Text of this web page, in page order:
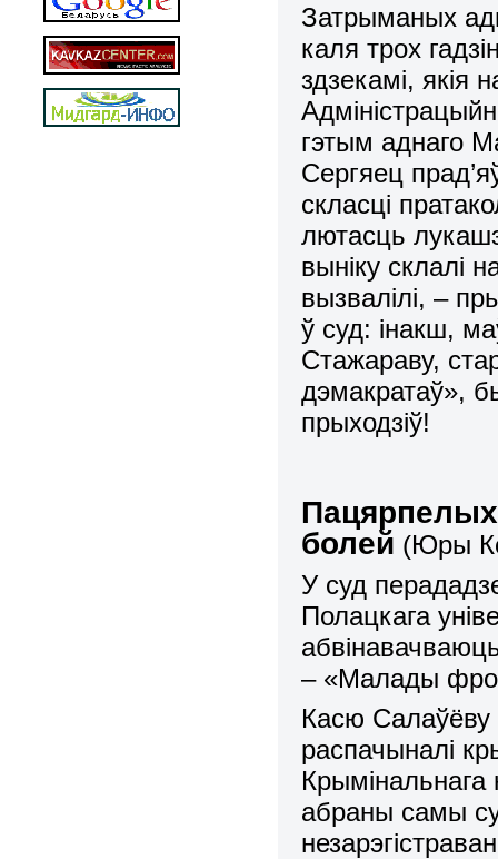
Затрыманых
каля трох
здзекамі, якія
гэтым аднаго
Сергяец
скласці
лютасць
выніку склалі
вызвалілі, –
ў суд: інакш,
Стажараву,
дэмакратаў»,
прыходзіў!
болей (Юры
У суд
Полацкага унi
абвi
– «Малады
Касю Салаўёву
распачыналi
Крымi
абраны самы
незарэгi